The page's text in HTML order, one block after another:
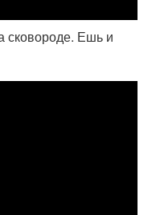
сковороде. Ешь и